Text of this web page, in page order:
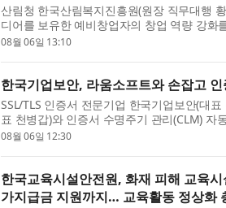
산림청 한국산림복지진흥원(원장 직무대행
디어를 보유한 예비창업자의 창업 역량 강화
성장 패키지 FOR:SEED(예비창업패키지)’ ...
08월 06일 13:10
한국기업보안, 라움소프트와 손잡고
SSL/TLS 인증서 전문기업 한국기업보안(대
표 천병갑)와 인증서 수명주기 관리(CLM) 자
전략적 업무협약(MOU)을 체결했다고 밝혔...
08월 06일 12:30
한국교육시설안전원, 화재 피해 교육
가지급금 지원까지… 교육활동 정상화